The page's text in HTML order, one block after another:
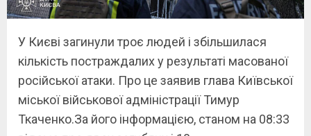
У Києві загинули троє людей і збільшилася
кількість постраждалих у результаті масованої
російської атаки. Про це заявив глава Київської
міської військової адміністрації Тимур
Ткаченко.За його інформацією, станом на 08:33